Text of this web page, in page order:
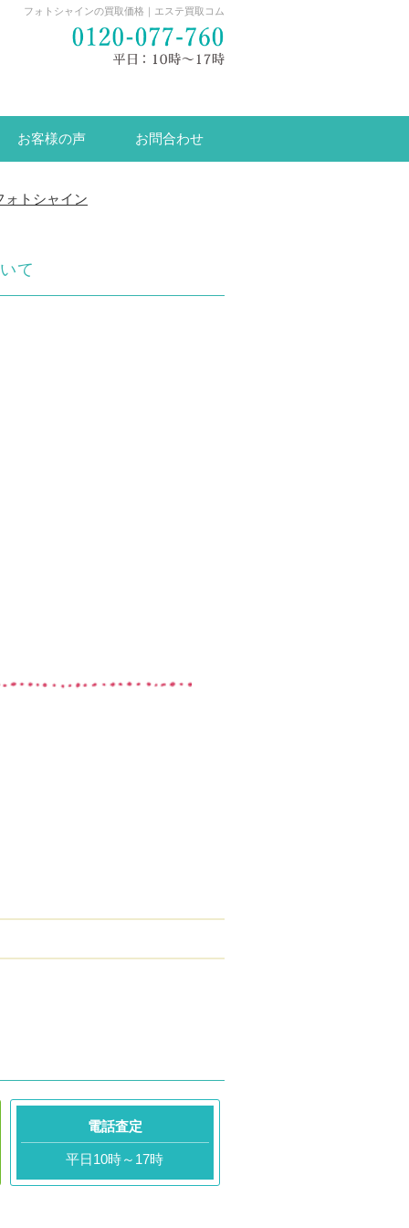
フォトシャインの買取価格｜エステ買取コム
お客様の声 お問合わせ
ォトシャイン
て
電話査定
平日10時～17時